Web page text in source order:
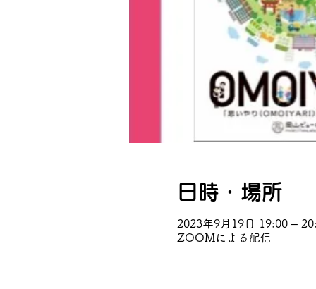
日時・場所
2023年9月19日 19:00 –
ZOOMによる配信